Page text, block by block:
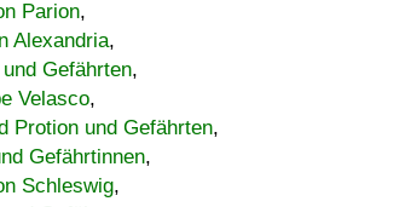
Parion,
Alexandria,
Gefährten,
Velasco,
Protion und Gefährten,
Gefährtinnen,
Schleswig,